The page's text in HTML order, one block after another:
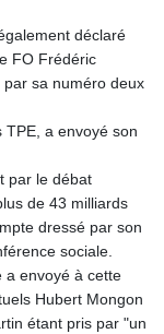
déclaré
FO Frédéric
sa numéro deux
TPE, a envoyé son
par le débat
de 43 milliards
dressé par son
sociale.
a envoyé à cette
Hubert Mongon
étant pris par "un